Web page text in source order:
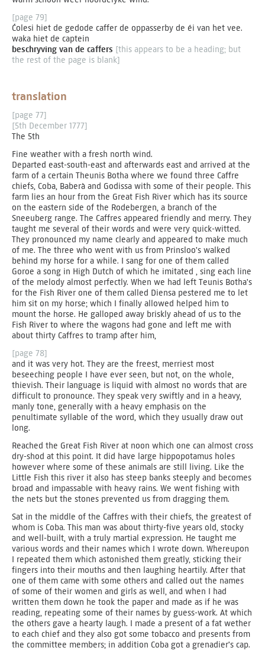
[page 79]
Ćolesi hiet de gedode caffer de oppasserby de éi van het vee.
waka hiet de captein
beschryving van de caffers [this appears to be a heading; but
the rest of the page is blank]
translation
[page 77]
[5th December 1777]
The 5th
Fine weather with a fresh north wind.
Departed east-south-east and afterwards east and arrived at the
farm of a certain Theunis Botha where we found three Caffre
chiefs, Coba, Baberà and Godissa with some of their people. This
farm lies an hour from the Great Fish River which has its source
on the eastern side of the Rodebergen, a branch of the
Sneeuberg range. The Caffres appeared friendly and merry. They
taught me several of their words and were very quick-witted.
They pronounced my name clearly and appeared to make much
of me. The three who went with us from Prinsloo's walked
behind my horse for a while. I sang for one of them called
Goroe a song in High Dutch of which he imitated , sing each line
of the melody almost perfectly. When we had left Teunis Botha's
for the Fish River one of them called Diensa pestered me to let
him sit on my horse; which I finally allowed helped him to
mount the horse. He galloped away briskly ahead of us to the
Fish River to where the wagons had gone and left me with
about thirty Caffres to tramp after him,
[page 78]
and it was very hot. They are the freest, merriest most
beseeching people I have ever seen, but not, on the whole,
thievish. Their language is liquid with almost no words that are
difficult to pronounce. They speak very swiftly and in a heavy,
manly tone, generally with a heavy emphasis on the
penultimate syllable of the word, which they usually draw out
long.
Reached the Great Fish River at noon which one can almost cross
dry-shod at this point. It did have large hippopotamus holes
however where some of these animals are still living. Like the
Little Fish this river it also has steep banks steeply and becomes
broad and impassable with heavy rains. We went fishing with
the nets but the stones prevented us from dragging them.
Sat in the middle of the Caffres with their chiefs, the greatest of
whom is Coba. This man was about thirty-five years old, stocky
and well-built, with a truly martial expression. He taught me
various words and their names which I wrote down. Whereupon
I repeated them which astonished them greatly, sticking their
fingers into their mouths and then laughing heartily. After that
one of them came with some others and called out the names
of some of their women and girls as well, and when I had
written them down he took the paper and made as if he was
reading, repeating some of their names by guess-work. At which
the others gave a hearty laugh. I made a present of a fat wether
to each chief and they also got some tobacco and presents from
the committee members; in addition Coba got a grenadier's cap.